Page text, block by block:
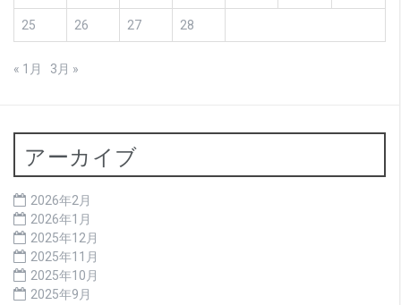
25 26 27 28
« 1月 3月 »
アーカイブ
2026年2月
2026年1月
2025年12月
2025年11月
2025年10月
2025年9月